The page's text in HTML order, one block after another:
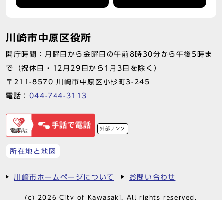
川崎市中原区役所
開庁時間：月曜日から金曜日の午前8時30分から午後5時ま
で（祝休日・12月29日から1月3日を除く）
〒211-8570 川崎市中原区小杉町3-245
電話： 044-744-3113
外部リンク
所在地と地図
川崎市ホームページについて お問い合わせ
(c) 2026 City of Kawasaki. All rights reserved.